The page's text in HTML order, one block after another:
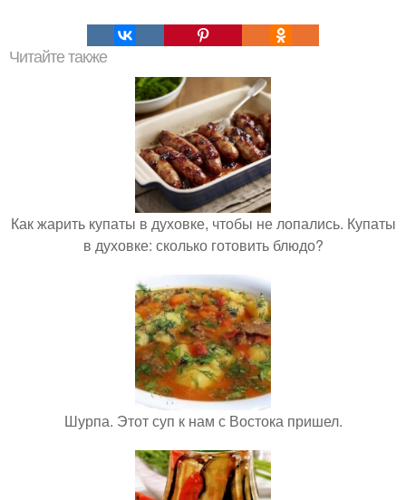
Читайте также
Как жарить купаты в духовке, чтобы не лопались. Купаты
в духовке: сколько готовить блюдо?
Шурпа. Этот суп к нам с Востока пришел.